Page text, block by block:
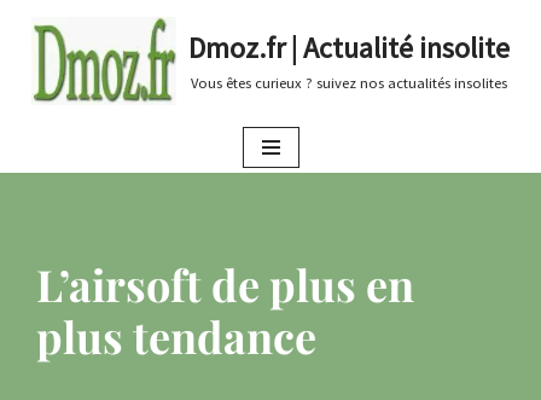
au
Dmoz.fr | Actualité insolite
Vous êtes curieux ? suivez nos actualités insolites
L’airsoft de plus en
plus tendance